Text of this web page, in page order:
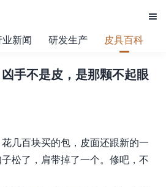

业新闻 研发生产 皮具百科
手不是皮，是那颗不起眼
几百块买的包，皮面还跟新的一
松了，肩带掉了一个。修吧，不